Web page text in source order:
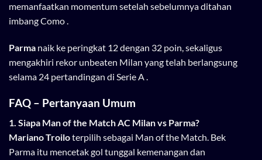
memanfaatkan momentum setelah sebelumnya ditahan
imbang Como .
Parma naik ke peringkat 12 dengan 32 poin, sekaligus
mengakhiri rekor unbeaten Milan yang telah berlangsung
selama 24 pertandingan di Serie A .
FAQ – Pertanyaan Umum
1. Siapa Man of the Match AC Milan vs Parma?
Mariano Troiloterpilih sebagai Man of the Match. Bek
Parma itu mencetak gol tunggal kemenangan dan